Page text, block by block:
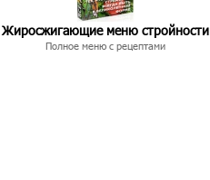
Жиросжигающие меню стройности
Полное меню с рецептами